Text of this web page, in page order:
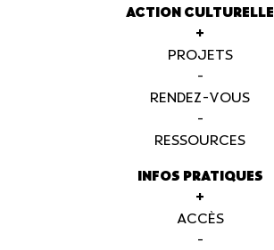
ACTION CULTURELLE
+
PROJETS
-
RENDEZ-VOUS
-
RESSOURCES
INFOS PRATIQUES
+
ACCÈS
-